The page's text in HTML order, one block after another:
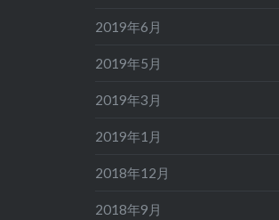
2019年6月
2019年5月
2019年3月
2019年1月
2018年12月
2018年9月